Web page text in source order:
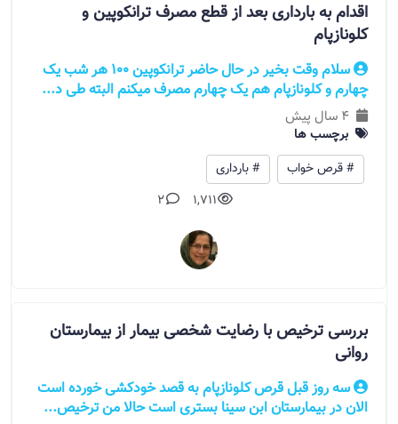
اقدام به بارداری بعد از قطع مصرف ترانکوپین و
کلونازپام
سلام وقت بخیر در حال حاضر ترانکوپین 100 هر شب یک
چهارم و کلونازپام هم یک چهارم مصرف میکنم البته طی د...
4 سال پیش
برچسب ها
# قرص خواب
# بارداری
1,711
2
بررسی ترخیص با رضایت شخصی بیمار از بیمارستان
روانی
سه روز قبل قرص کلونازپام به قصد خودکشی خورده است
الان در بیمارستان ابن سینا بستری است حالا من ترخیص...